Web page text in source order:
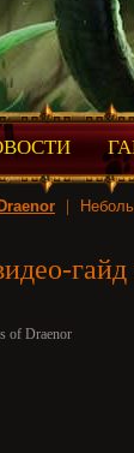
of Draenor